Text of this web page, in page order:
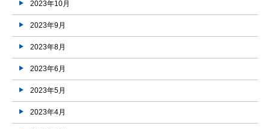
2023年10月
2023年9月
2023年8月
2023年6月
2023年5月
2023年4月